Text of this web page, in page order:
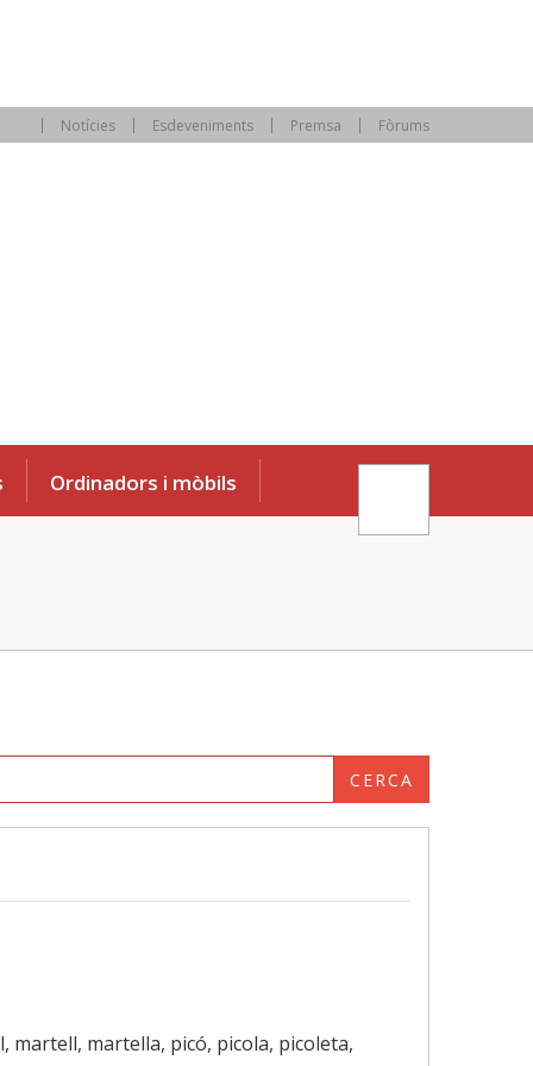
Notícies Esdeveniments Premsa Fòrums
Ordinadors i mòbils
CERCA
martell, martella, picó, picola, picoleta,